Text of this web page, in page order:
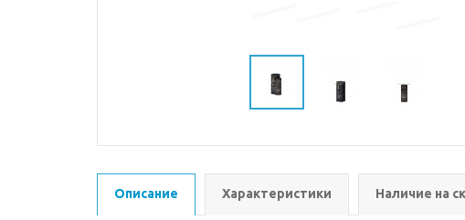
Описание Характеристики Наличие на